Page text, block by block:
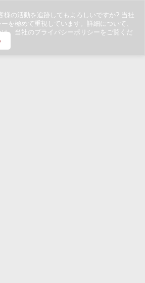
様の活動を追跡してもよろしいですか? 当社
を極めて重視しています。詳細について、
、当社のプライバシーポリシーをご覧くだ